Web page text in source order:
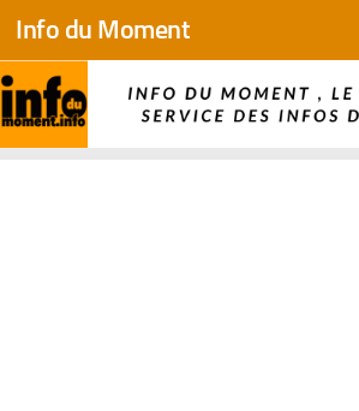
Skip to content
Info du Moment